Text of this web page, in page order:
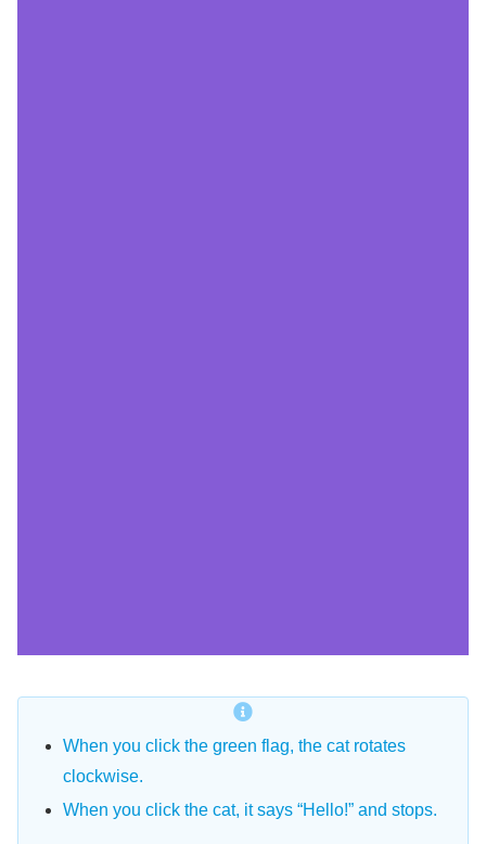
When you click the green flag, the cat rotates
clockwise.
When you click the cat, it says “Hello!” and stops.